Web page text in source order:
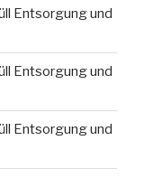
Entsorgung und
Entsorgung und
Entsorgung und